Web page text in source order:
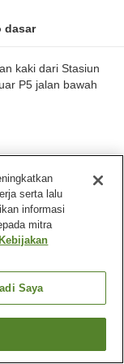
dasar
kaki dari Stasiun
P5 jalan bawah
serta lalu
informasi
mitra
Kebijakan
Saya